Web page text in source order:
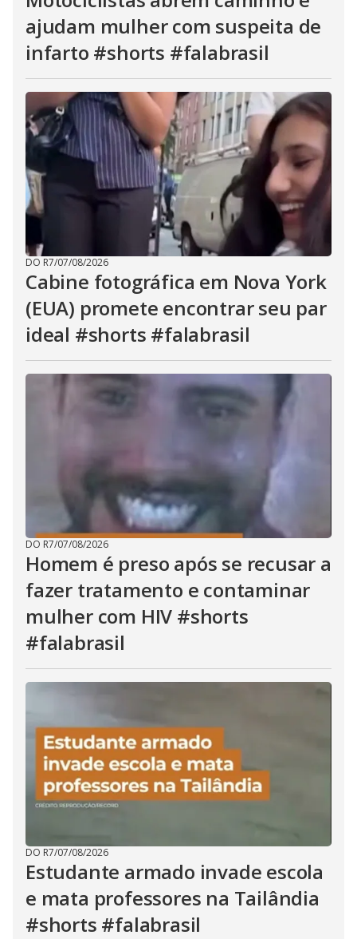
ajudam mulher com suspeita de
infarto #shorts #falabrasil
DO R7/07/08/2026
Cabine fotográfica em Nova York
(EUA) promete encontrar seu par
ideal #shorts #falabrasil
DO R7/07/08/2026
Homem é preso após se recusar a
fazer tratamento e contaminar
mulher com HIV #shorts
#falabrasil
DO R7/07/08/2026
Estudante armado invade escola
e mata professores na Tailândia
#shorts #falabrasil